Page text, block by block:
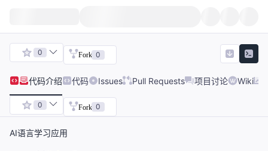
0 Fork 0
代码介绍 代码 Issues Pull Requests 项目讨论 Wiki
0 Fork 0
AI语言学习应用